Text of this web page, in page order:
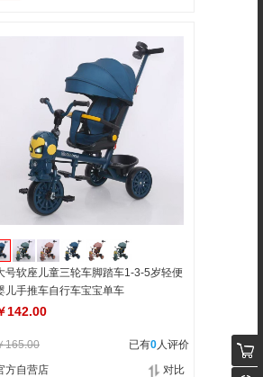
号软座儿童三轮车脚踏车1-3-5岁轻便
儿手推车自行车宝宝单车
142.00
165.00 已有0人评价
方自营店
对比